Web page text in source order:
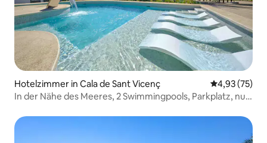
Hotelzimmer in Cala de Sant Vicenç
4,93 (75)
In der Nähe des Meeres, 2 Swimmingpools, Parkplatz, nur